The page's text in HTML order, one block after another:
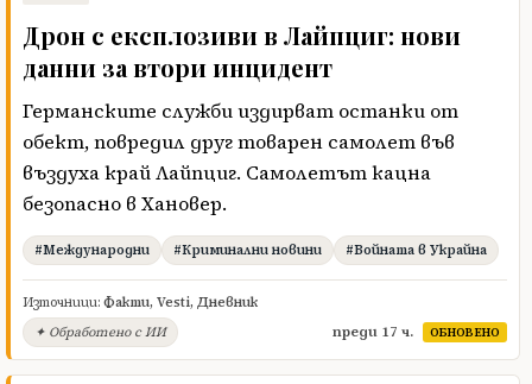
Дрон с експлозиви в Лайпциг: нови
данни за втори инцидент
Германските служби издирват останки от
обект, повредил друг товарен самолет във
въздуха край Лайпциг. Самолетът кацна
безопасно в Хановер.
#Международни #Криминални новини #Войната в Украйна
Източници: Факти, Vesti, Дневник
✦ Обработено с ИИ
преди 17 ч. ОБНОВЕНО